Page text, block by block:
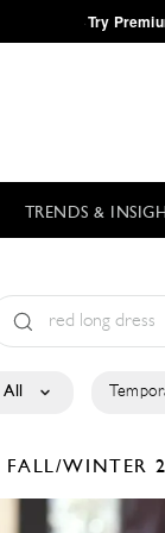
·Try
TRENDS &
All
FALL/WINTER